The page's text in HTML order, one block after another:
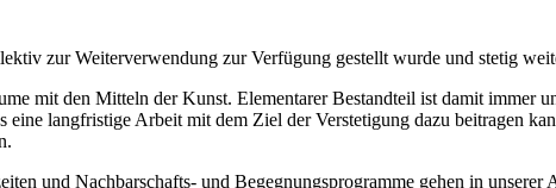
zur Weiterverwendung zur Verfügung gestellt wurde und stetig
mit den Mitteln der Kunst. Elementarer Bestandteil ist damit immer
langfristige Arbeit mit dem Ziel der Verstetigung dazu beitragen
und Nachbarschafts- und Begegnungsprogramme gehen in unserer